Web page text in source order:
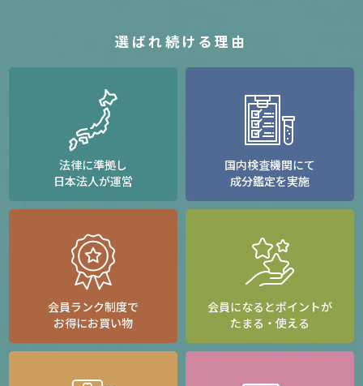
選ばれ続ける理由
法律に準拠し
日本法人が運営
国内検査機関にて
成分鑑定を実施
会員ランク制度で
お得にお買い物
会員になるとポイントが
たまる・使える